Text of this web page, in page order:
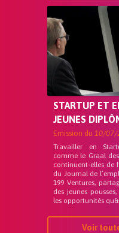
STARTUP ET
JEUNES
Emission du 10/07/
Travailler en
comme le Graal
continuent-elles de
du Journal de
199 Ventures,
des jeunes
les opportunités
Voir